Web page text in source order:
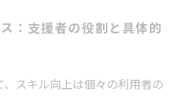
：支援者の役割と具体的
スキル向上は個々の利用者の